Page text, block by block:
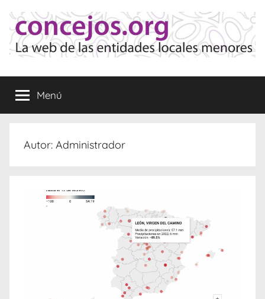
contenido
Concejos
de
las
Locales
Menú
Autor: Administrador